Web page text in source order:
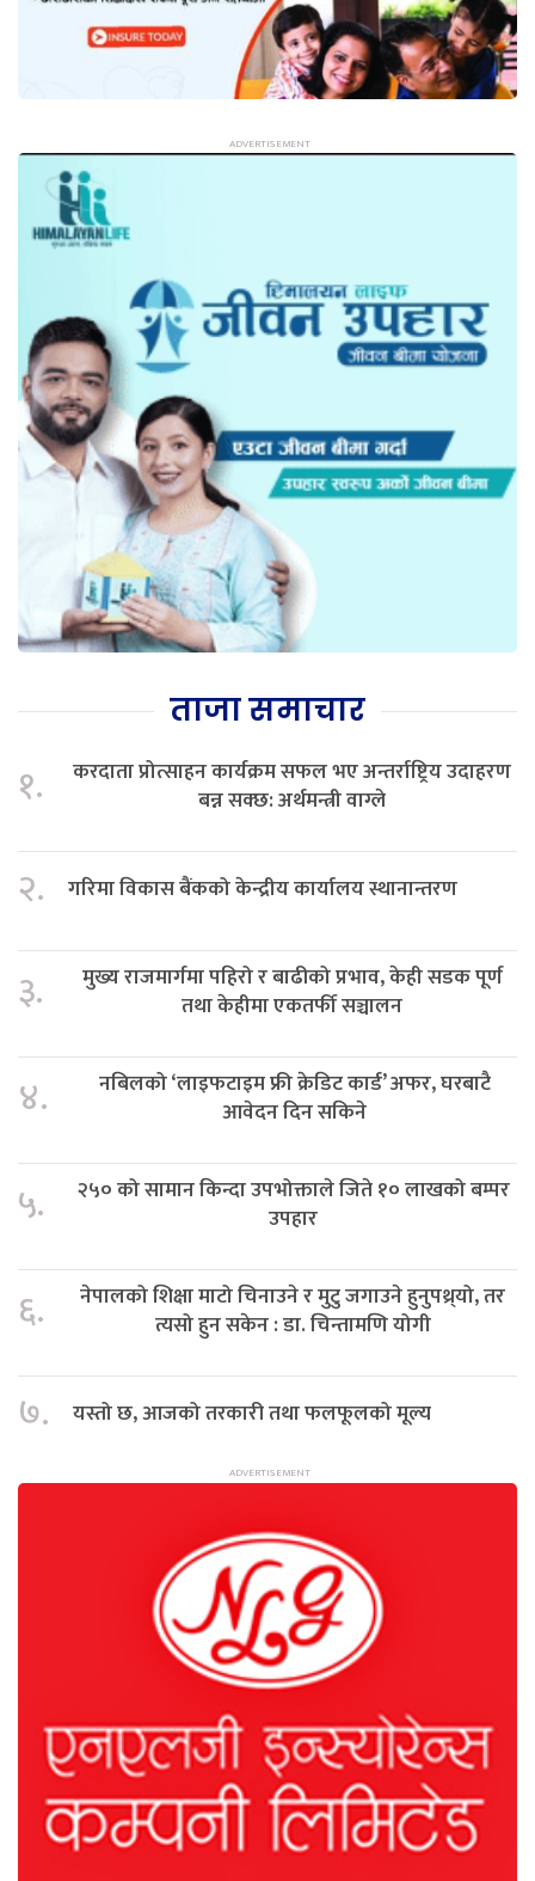
ताजा समाचार
१.
करदाता प्रोत्साहन कार्यक्रम सफल भए अन्तर्राष्ट्रिय उदाहरण
बन्न सक्छ: अर्थमन्त्री वाग्ले
२. गरिमा विकास बैंकको केन्द्रीय कार्यालय स्थानान्तरण
३.
मुख्य राजमार्गमा पहिरो र बाढीको प्रभाव, केही सडक पूर्ण
तथा केहीमा एकतर्फी सञ्चालन
४.
नबिलको ‘लाइफटाइम फ्री क्रेडिट कार्ड’ अफर, घरबाटै
आवेदन दिन सकिने
५.
२५० को सामान किन्दा उपभोक्ताले जिते १० लाखको बम्पर
उपहार
६.
नेपालको शिक्षा माटो चिनाउने र मुटु जगाउने हुनुपथ्र्यो, तर
त्यसो हुन सकेन : डा. चिन्तामणि योगी
७. यस्तो छ, आजको तरकारी तथा फलफूलको मूल्य